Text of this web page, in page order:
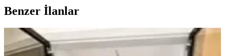
Benzer İlanlar
YENİ
Zeybek Mahallesinde Kiralık Sıfır 2+1